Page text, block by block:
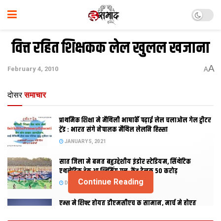
वित्त रहित शिक्षकक लेल खुलल खजाना
February 4, 2010 AA
दोसर समाचार
प्राथमिक शि‍क्षा मे मैथि‍ली भाषाकेँ पढ़ाई लेल चलाओल गेल ट्वीटर
ट्रेंड : भारत संगे नेपालक मैथिल लेलनि हिस्सा
JANUARY 5, 2021
सात जिला मे बनत बहुउद्देशीय इंडोर स्‍टेडि‍यम, सिंथेटिक
एथलेटिक ट्रेक आ स्विमिंग पुल, केंद्र देलक 50 करोड़
DECEMBER 26, 2020
एम्स मे शिफ्ट होयत डीएमसीएच क सामान, मार्च मे होएत
Continue Reading